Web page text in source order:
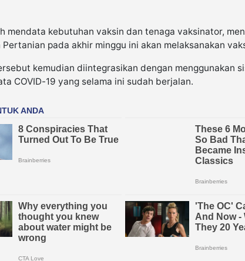
mendata kebutuhan vaksin dan tenaga vaksinator,
Pertanian pada akhir minggu ini akan melaksanakan
kemudian diintegrasikan dengan menggunakan
COVID-19 yang selama ini sudah berjalan.